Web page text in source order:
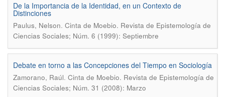
De la Importancia de la Identidad, en un Contexto de
Distinciones
Paulus, Nelson. Cinta de Moebio. Revista de Epistemología de
Ciencias Sociales; Núm. 6 (1999): Septiembre
Debate en torno a las Concepciones del Tiempo en Sociología
Zamorano, Raúl. Cinta de Moebio. Revista de Epistemología de
Ciencias Sociales; Núm. 31 (2008): Marzo